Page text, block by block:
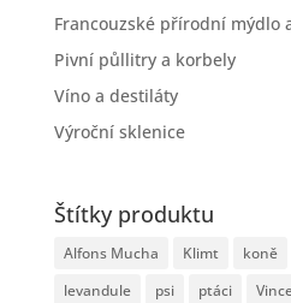
Francouzské přírodní mýdlo
Pivní půllitry a korbely
Víno a destiláty
Výroční sklenice
Štítky produktu
Alfons Mucha Klimt koně
levandule
psi ptáci